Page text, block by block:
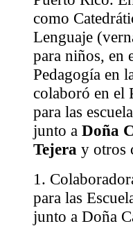
como
Lenguaje
para niños, en
Pedagogía en
colaboró en el
para las
junto a Doña
Tejera y otros
1.
para las
junto a Doña